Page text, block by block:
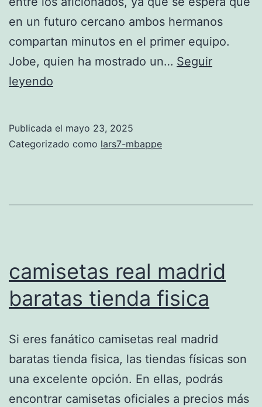
en un futuro cercano ambos hermanos
compartan minutos en el primer equipo.
Jobe, quien ha mostrado un… Seguir
leyendo
en
Publicada el mayo 23, 2025
Categorizado como lars7-mbappe
camisetas real madrid
baratas tienda fisica
Si eres fanático camisetas real madrid
baratas tienda fisica, las tiendas físicas son
una excelente opción. En ellas, podrás
encontrar camisetas oficiales a precios más